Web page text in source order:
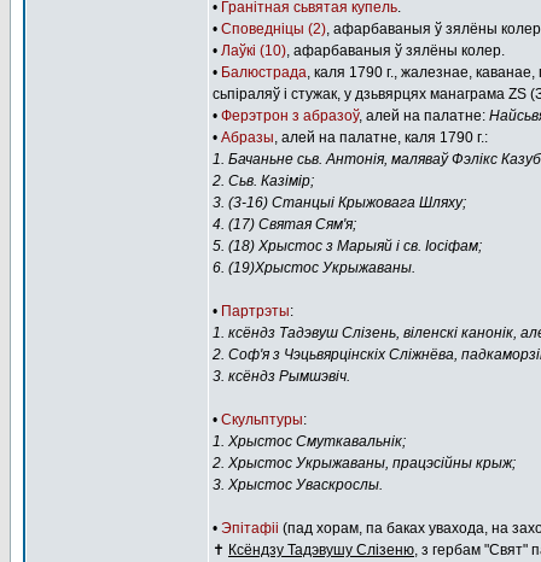
• Гранітная сьвятая купель.
• Споведніцы (2), афарбаваныя ў зялёны
• Лаўкі (10), афарбаваныя ў зялёны колер.
• Балюстрада, каля 1790 г., жалезнае,
сьпіраляў і стужак, у дзьвярцях манаграма ZS
• Ферэтрон з абразоў, алей на палатне:
• Абразы, алей на палатне, каля 1790 г.:
1. Бачаньне сьв. Антонія, маляваў Фэлікс
2. Сьв. Казімір;
3. (3-16) Станцыі Крыжовага Шляху;
4. (17) Святая Сям'я;
5. (18) Хрыстос з Марыяй і св. Іосіфам;
6. (19)Хрыстос Укрыжаваны.
• Партрэты:
1. ксёндз Тадэвуш Слізень, віленскі канонік,
2. Соф'я з Чэцьвярцінскіх Сліжнёва,
3. ксёндз Рымшэвіч.
• Скульптуры:
1. Хрыстос Смуткавальнік;
2. Хрыстос Укрыжаваны, працэсійны крыж;
3. Хрыстос Уваскрослы.
• Эпітафіі (пад хорам, па баках увахода, на
✝️ Ксёндзу Тадэвушу Слізеню, з гербам "Свят"